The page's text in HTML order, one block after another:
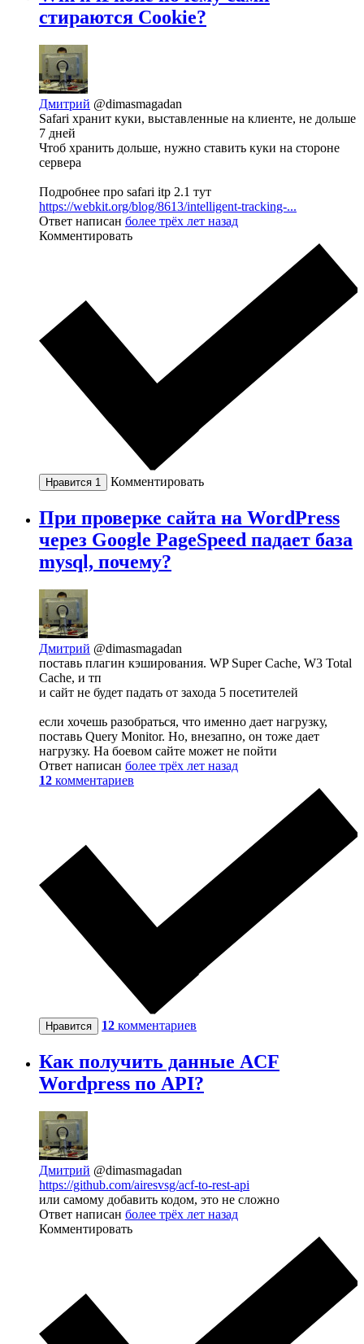
стираются Cookie?
Дмитрий @dimasmagadan
Safari хранит куки, выставленные на клиенте, не дольше
7 дней
Чтоб хранить дольше, нужно ставить куки на стороне
сервера
Подробнее про safari itp 2.1 тут
https://webkit.org/blog/8613/intelligent-tracking-...
Ответ написан более трёх лет назад
Комментировать
Нравится 1 Комментировать
При проверке сайта на WordPress
через Google PageSpeed падает база
mysql, почему?
Дмитрий @dimasmagadan
поставь плагин кэширования. WP Super Cache, W3 Total
Cache, и тп
и сайт не будет падать от захода 5 посетителей
если хочешь разобраться, что именно дает нагрузку,
поставь Query Monitor. Но, внезапно, он тоже дает
нагрузку. На боевом сайте может не пойти
Ответ написан более трёх лет назад
12 комментариев
Нравится 12 комментариев
Как получить данные ACF
Wordpress по API?
Дмитрий @dimasmagadan
https://github.com/airesvsg/acf-to-rest-api
или самому добавить кодом, это не сложно
Ответ написан более трёх лет назад
Комментировать